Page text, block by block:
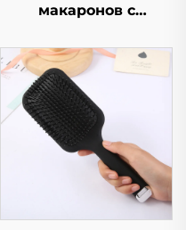
макаронов с
безопасности, щетка
для волос для
студентов,
портативная
воздушная щетка для
женщин, массажная
щетка